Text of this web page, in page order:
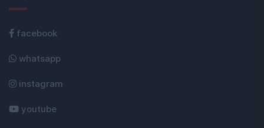
facebook
whatsapp
instagram
youtube